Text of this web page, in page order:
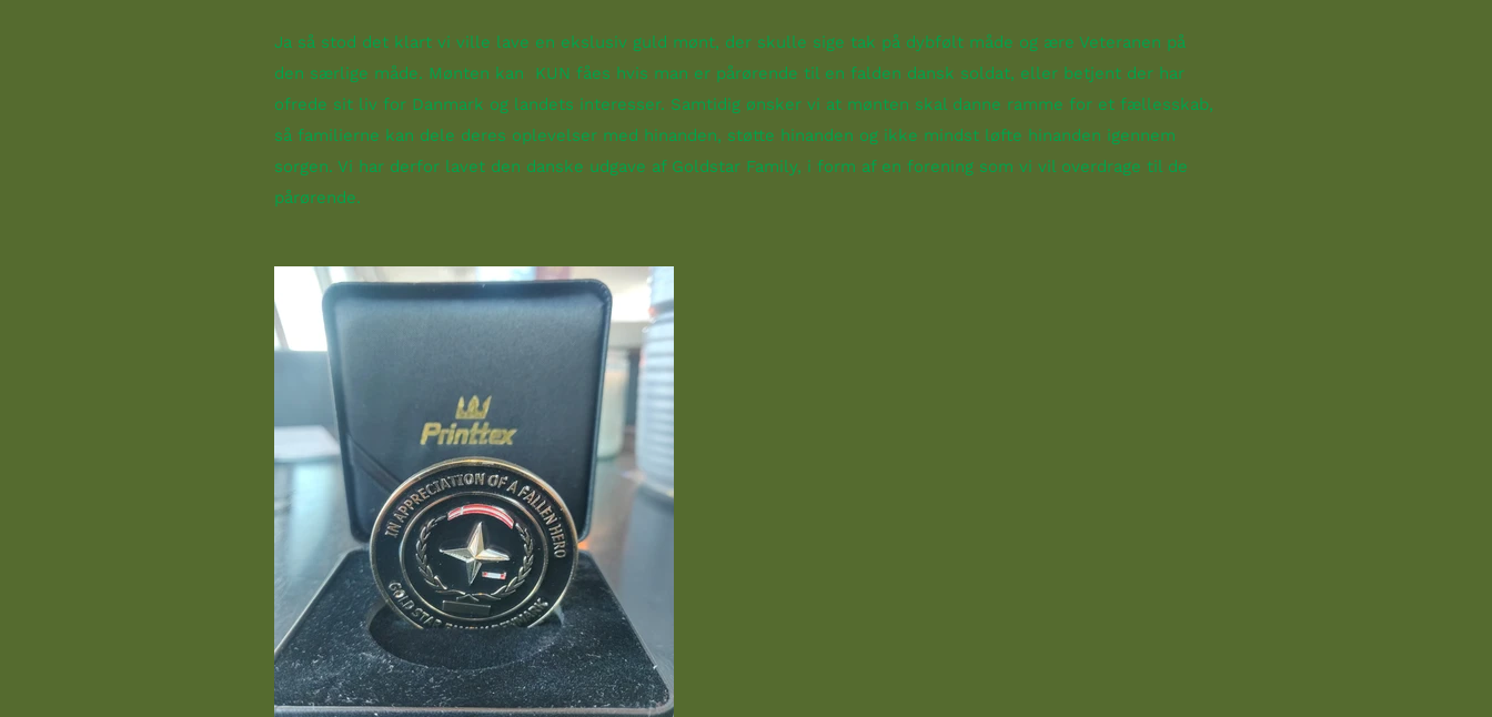
Ja så stod det klart vi ville lave en ekslusiv guld mønt, der skulle sige tak på dybfølt måde og ære Veteranen på
den særlige måde. Mønten kan KUN fåes hvis man er pårørende til en falden dansk soldat, eller betjent der har
ofrede sit liv for Danmark og landets interesser. Samtidig ønsker vi at mønten skal danne ramme for et fællesskab,
så familierne kan dele deres oplevelser med hinanden, støtte hinanden og ikke mindst løfte hinanden igennem
sorgen. Vi har derfor lavet den danske udgave af Goldstar Family, i form af en forening som vi vil overdrage til de
pårørende.